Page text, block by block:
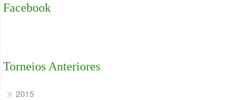
Facebook
Torneios Anteriores
2015